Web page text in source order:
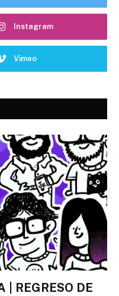
Instagram
Vimeo
| REGRESO DE